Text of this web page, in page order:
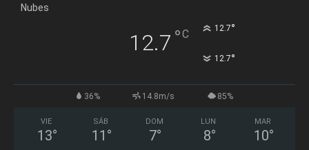
Nubes
12.7 °C 12.7°
12.7°
36% 14.8m/s 85%
VIE
13°
SÁB
11 °
DOM
7°
LUN
8°
MAR
10°